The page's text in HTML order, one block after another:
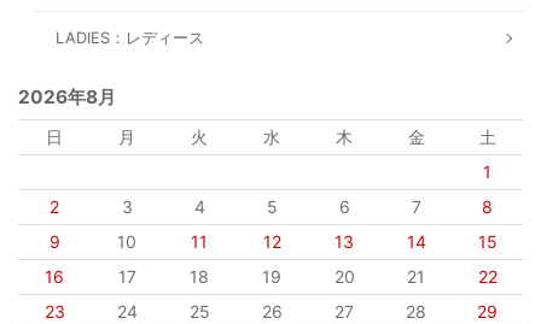
LADIES：レディース
2026年8月
日 月 火 水 木 金
土
1
2
3 4 5 6 7
8
9
10 11 12 13 14
15
16
17 18 19 20 21
22
23
24 25 26 27 28
29